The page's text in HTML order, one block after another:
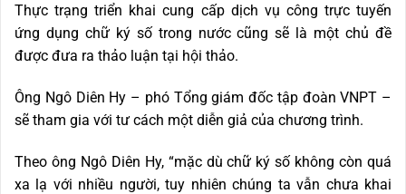
Thực trạng triển khai cung cấp dịch vụ công trực tuyến
ứng dụng chữ ký số trong nước cũng sẽ là một chủ đề
được đưa ra thảo luận tại hội thảo.
Ông Ngô Diên Hy – phó Tổng giám đốc tập đoàn VNPT –
sẽ tham gia với tư cách một diễn giả của chương trình.
Theo ông Ngô Diên Hy, “mặc dù chữ ký số không còn quá
xa lạ với nhiều người, tuy nhiên chúng ta vẫn chưa khai